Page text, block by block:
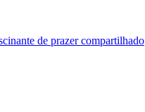
de prazer compartilhado